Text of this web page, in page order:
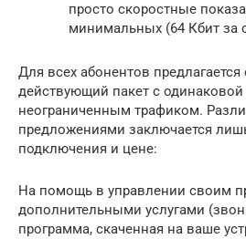
просто скоростные
минимальных (64 Кбит за
Для всех абонентов
действующий пакет с одинаковой
неограниченным трафиком.
предложениями заключается
подключения и цене:
На помощь в управлении своим
дополнительными услугами
программа, скаченная на ваше